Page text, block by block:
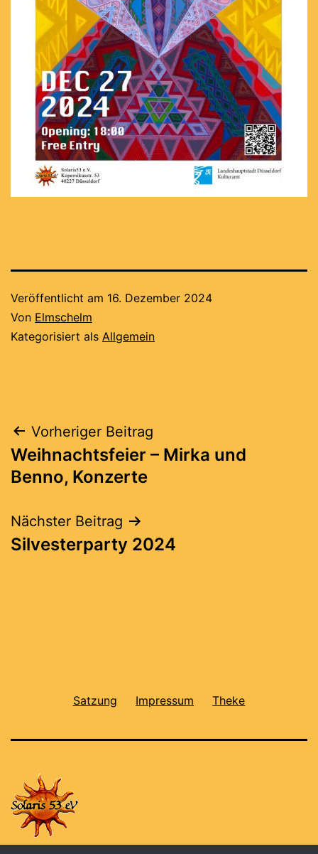
Veröffentlicht am 16. Dezember 2024
Von Elmschelm
Kategorisiert als Allgemein
Beitragsnavigation
Vorheriger Beitrag
Weihnachtsfeier – Mirka und
Benno, Konzerte
Nächster Beitrag
Silvesterparty 2024
Satzung Impressum Theke